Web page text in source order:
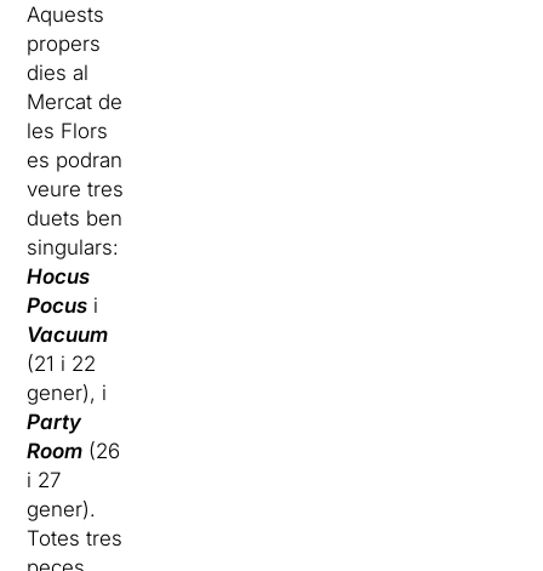
Aquests
propers
dies al
Mercat de
les Flors
es podran
veure tres
duets ben
singulars:
Hocus
Pocus i
Vacuum
(21 i 22
gener), i
Party
Room (26
i 27
gener).
Totes tres